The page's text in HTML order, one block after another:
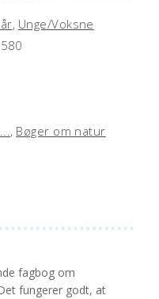
, Unge/Voksne
, Bøger om natur
fagbog om
fungerer godt, at